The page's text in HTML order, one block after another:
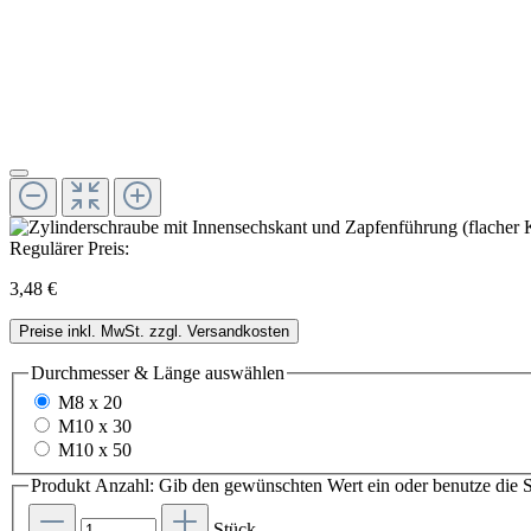
Regulärer Preis:
3,48 €
Preise inkl. MwSt. zzgl. Versandkosten
Durchmesser & Länge auswählen
M8 x 20
M10 x 30
M10 x 50
Produkt Anzahl: Gib den gewünschten Wert ein oder benutze die